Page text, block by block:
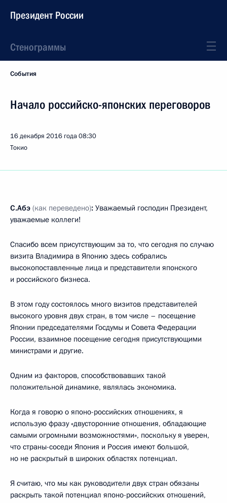
Президент России
Стенограммы
События
Начало российско-японских переговоров
16 декабря 2016 года08:30
Токио
С.Абэ (как переведено): Уважаемый господин Президент,
уважаемые коллеги!
Спасибо всем присутствующим за то, что сегодня по случаю
визита Владимира в Японию здесь собрались
высокопоставленные лица и представители японского
и российского бизнеса.
В этом году состоялось много визитов представителей
высокого уровня двух стран, в том числе – посещение
Японии председателями Госдумы и Совета Федерации
России, взаимное посещение сегодня присутствующими
министрами и другие.
Одним из факторов, способствовавших такой
положительной динамике, являлась экономика.
Когда я говорю о японо-российских отношениях, я
использую фразу «двусторонние отношения, обладающие
самыми огромными возможностями», поскольку я уверен,
что страны-соседи Япония и Россия имеют большой,
но не раскрытый в широких областях потенциал.
Я считаю, что мы как руководители двух стран обязаны
раскрыть такой потенциал японо-российских отношений,